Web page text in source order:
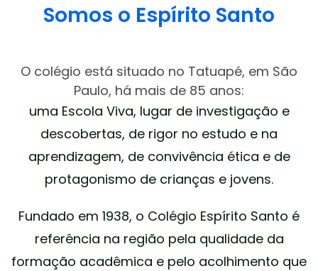
Somos o Espírito Santo
O colégio está situado no Tatuapé, em São
Paulo, há mais de 85 anos:
uma Escola Viva, lugar de investigação e
descobertas, de rigor no estudo e na
aprendizagem, de convivência ética e de
protagonismo de crianças e jovens.
Fundado em 1938, o Colégio Espírito Santo é
referência na região pela qualidade da
formação acadêmica e pelo acolhimento que